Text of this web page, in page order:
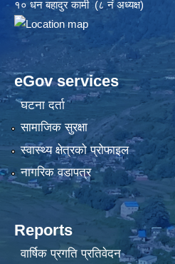
१० धन बहादुर कामी (८ नं
eGov services
घटना दर्ता
सामाजिक सुरक्षा
स्वास्थ्य क्षेत्रको प्रोफाइल
नागरिक वडापत्र
Reports
वार्षिक प्रगति प्रतिवेदन